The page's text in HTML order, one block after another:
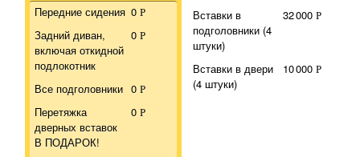
Передние сидения 0 Р
Задний диван,
включая откидной
подлокотник
0 Р
Все подголовники 0 Р
Перетяжка
дверных вставок
В ПОДАРОК!
0 Р
Вставки в
подголовники (4
штуки)
32000 Р
Вставки в двери
(4 штуки)
10000 Р